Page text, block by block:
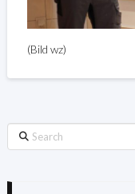
(Bild wz)
Search